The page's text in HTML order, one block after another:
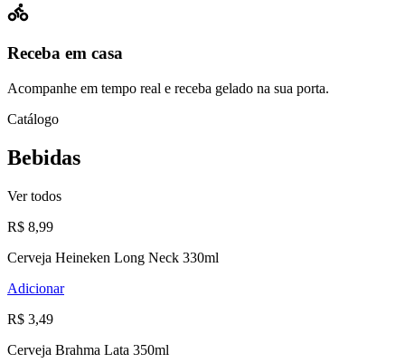
Receba em casa
Acompanhe em tempo real e receba gelado na sua porta.
Catálogo
Bebidas
Ver todos
R$ 8,99
Cerveja Heineken Long Neck 330ml
Adicionar
R$ 3,49
Cerveja Brahma Lata 350ml